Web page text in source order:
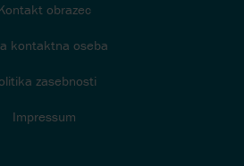
obrazec
kontaktna oseba
zasebnosti
Impressum